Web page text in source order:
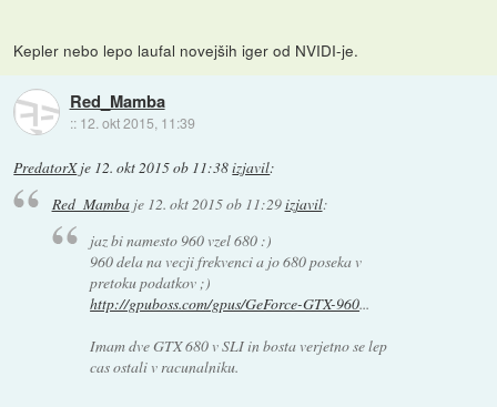
Kepler nebo lepo laufal novejših iger od NVIDI-je.
Red_Mamba
:: 12. okt 2015, 11:39
PredatorXje 12. okt 2015 ob 11:38izjavil:
Red_Mambaje 12. okt 2015 ob 11:29izjavil:
jaz bi namesto 960 vzel 680 :)
960 dela na vecji frekvenci a jo 680 poseka v
pretoku podatkov ;)
http://gpuboss.com/gpus/GeForce-GTX-960...
Imam dve GTX 680 v SLI in bosta verjetno se lep
cas ostali v racunalniku.